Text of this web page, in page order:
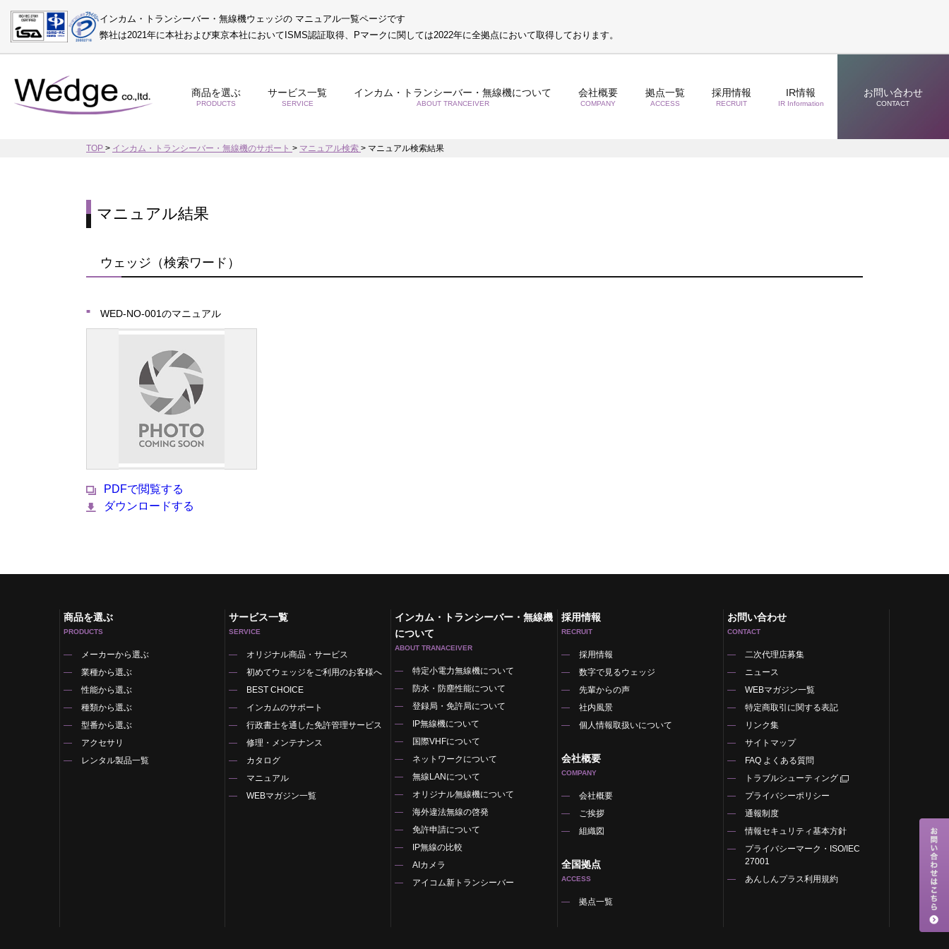
インカム・トランシーバー・無線機ウェッジの マニュアル一覧ページです
弊社は2021年に本社および東京本社においてISMS認証取得、Pマークに関しては2022年に全拠点において取得しております。
商品を選ぶ
PRODUCTS
サービス一覧
SERVICE
インカム・トランシーバー・無線機について
ABOUT TRANCEIVER
会社概要
COMPANY
拠点一覧
ACCESS
採用情報
RECRUIT
IR情報
IR Information
お問い合わせ
CONTACT
TOP > インカム・トランシーバー・無線機のサポート > マニュアル検索 > マニュアル検索結果
マニュアル結果
ウェッジ（検索ワード）
WED-NO-001のマニュアル
PDFで閲覧する
ダウンロードする
商品を選ぶ
PRODUCTS
メーカーから選ぶ
業種から選ぶ
性能から選ぶ
種類から選ぶ
型番から選ぶ
アクセサリ
レンタル製品一覧
サービス一覧
SERVICE
オリジナル商品・サービス
初めてウェッジをご利用のお客様へ
BEST CHOICE
インカムのサポート
行政書士を通した免許管理サービス
修理・メンテナンス
カタログ
マニュアル
WEBマガジン一覧
インカム・トランシーバー・無線機
について
ABOUT TRANACEIVER
特定小電力無線機について
防水・防塵性能について
登録局・免許局について
IP無線機について
国際VHFについて
ネットワークについて
無線LANについて
オリジナル無線機について
海外違法無線の啓発
免許申請について
IP無線の比較
AIカメラ
アイコム新トランシーバー
採用情報
RECRUIT
採用情報
数字で見るウェッジ
先輩からの声
社内風景
個人情報取扱いについて
会社概要
COMPANY
会社概要
ご挨拶
組織図
全国拠点
ACCESS
拠点一覧
お問い合わせ
CONTACT
二次代理店募集
ニュース
WEBマガジン一覧
特定商取引に関する表記
リンク集
サイトマップ
FAQ よくある質問
トラブルシューティング
プライバシーポリシー
通報制度
情報セキュリティ基本方針
プライバシーマーク・ISO/IEC
27001
あんしんプラス利用規約